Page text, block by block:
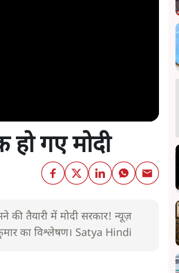
गए मोदी
तैयारी में मोदी सरकार! न्यूज़
का विश्लेषण। Satya Hindi